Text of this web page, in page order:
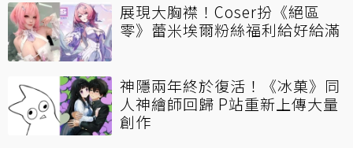
展現大胸襟！Coser扮《絕區
零》蕾米埃爾粉絲福利給好給滿
神隱兩年終於復活！《冰菓》同
人神繪師回歸 P站重新上傳大量
創作